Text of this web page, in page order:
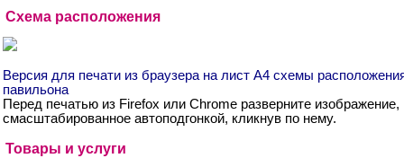
Схема расположения
Версия для печати из браузера на лист А4 схемы
павильона
Перед печатью из Firefox или Chrome разверните изображение,
смасштабированное автоподгонкой, кликнув по нему.
Товары и услуги